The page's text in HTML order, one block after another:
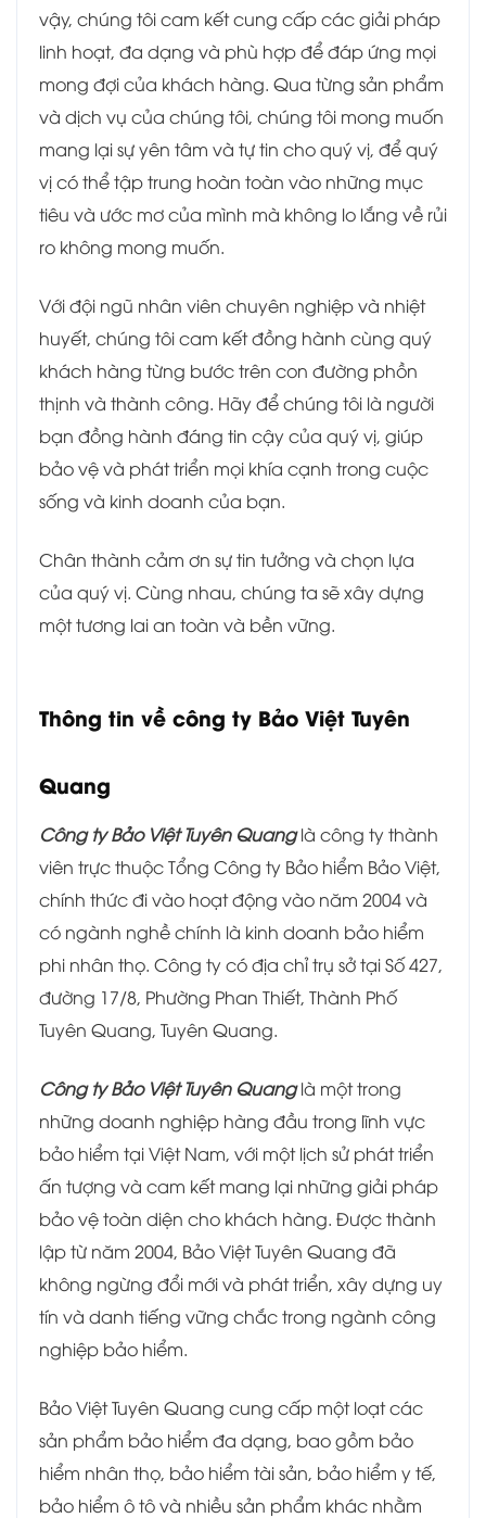
vậy, chúng tôi cam kết cung cấp các giải pháp
linh hoạt, đa dạng và phù hợp để đáp ứng mọi
mong đợi của khách hàng. Qua từng sản phẩm
và dịch vụ của chúng tôi, chúng tôi mong muốn
mang lại sự yên tâm và tự tin cho quý vị, để quý
vị có thể tập trung hoàn toàn vào những mục
tiêu và ước mơ của mình mà không lo lắng về rủi
ro không mong muốn.
Với đội ngũ nhân viên chuyên nghiệp và nhiệt
huyết, chúng tôi cam kết đồng hành cùng quý
khách hàng từng bước trên con đường phồn
thịnh và thành công. Hãy để chúng tôi là người
bạn đồng hành đáng tin cậy của quý vị, giúp
bảo vệ và phát triển mọi khía cạnh trong cuộc
sống và kinh doanh của bạn.
Chân thành cảm ơn sự tin tưởng và chọn lựa
của quý vị. Cùng nhau, chúng ta sẽ xây dựng
một tương lai an toàn và bền vững.
Thông tin về công ty Bảo Việt Tuyên
Quang
Công ty Bảo Việt Tuyên Quanglà công ty thành
viên trực thuộc Tổng Công ty Bảo hiểm Bảo Việt,
chính thức đi vào hoạt động vào năm 2004 và
có ngành nghề chính là kinh doanh bảo hiểm
phi nhân thọ. Công ty có địa chỉ trụ sở tại Số 427,
đường 17/8, Phường Phan Thiết, Thành Phố
Tuyên Quang, Tuyên Quang.
Công ty Bảo Việt Tuyên Quanglà một trong
những doanh nghiệp hàng đầu trong lĩnh vực
bảo hiểm tại Việt Nam, với một lịch sử phát triển
ấn tượng và cam kết mang lại những giải pháp
bảo vệ toàn diện cho khách hàng. Được thành
lập từ năm 2004, Bảo Việt Tuyên Quang đã
không ngừng đổi mới và phát triển, xây dựng uy
tín và danh tiếng vững chắc trong ngành công
nghiệp bảo hiểm.
Bảo Việt Tuyên Quang cung cấp một loạt các
sản phẩm bảo hiểm đa dạng, bao gồm bảo
hiểm nhân thọ, bảo hiểm tài sản, bảo hiểm y tế,
bảo hiểm ô tô và nhiều sản phẩm khác nhằm